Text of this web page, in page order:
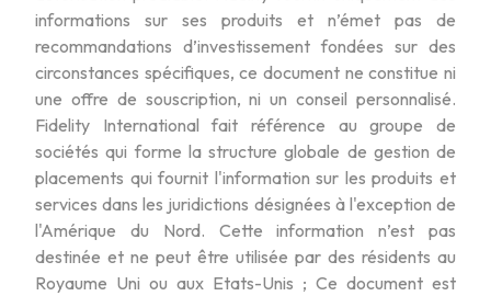
informations sur ses produits et n’émet pas de
recommandations d’investissement fondées sur des
circonstances spécifiques, ce document ne constitue ni
une offre de souscription, ni un conseil personnalisé.
Fidelity International fait référence au groupe de
sociétés qui forme la structure globale de gestion de
placements qui fournit l'information sur les produits et
services dans les juridictions désignées à l'exception de
l'Amérique du Nord. Cette information n’est pas
destinée et ne peut être utilisée par des résidents au
Royaume Uni ou aux Etats-Unis ; Ce document est